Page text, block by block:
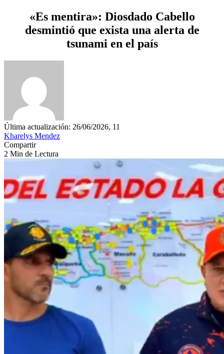
«Es mentira»: Diosdado Cabello
desmintió que exista una alerta de
tsunami en el país
Última actualización: 26/06/2026, 11
Kharelys Mendez
Compartir
2 Min de Lectura